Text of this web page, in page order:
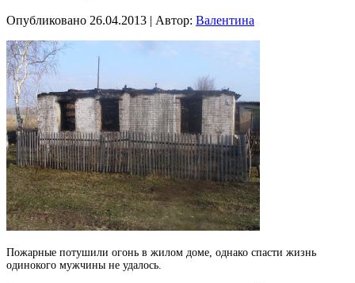
Опубликовано 26.04.2013 | Автор: Валентина
Пожарные потушили огонь в жилом доме, однако спасти жизнь
одинокого мужчины не удалось.